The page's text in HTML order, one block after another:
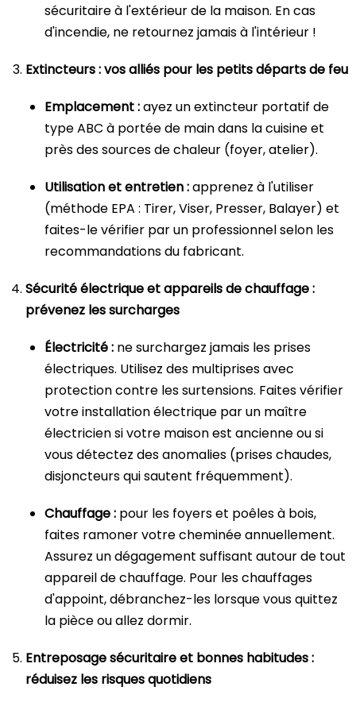
sécuritaire à l'extérieur de la maison. En cas
d'incendie, ne retournez jamais à l'intérieur !
Extincteurs : vos alliés pour les petits départs de feu
Emplacement :ayez un extincteur portatif de
type ABC à portée de main dans la cuisine et
près des sources de chaleur (foyer, atelier).
Utilisation et entretien :apprenez à l'utiliser
(méthode EPA : Tirer, Viser, Presser, Balayer) et
faites-le vérifier par un professionnel selon les
recommandations du fabricant.
Sécurité électrique et appareils de chauffage :
prévenez les surcharges
Électricité : ne surchargez jamais les prises
électriques. Utilisez des multiprises avec
protection contre les surtensions. Faites vérifier
votre installation électrique par un maître
électricien si votre maison est ancienne ou si
vous détectez des anomalies (prises chaudes,
disjoncteurs qui sautent fréquemment).
Chauffage : pour les foyers et poêles à bois,
faites ramoner votre cheminée annuellement.
Assurez un dégagement suffisant autour de tout
appareil de chauffage. Pour les chauffages
d'appoint, débranchez-les lorsque vous quittez
la pièce ou allez dormir.
Entreposage sécuritaire et bonnes habitudes :
réduisez les risques quotidiens